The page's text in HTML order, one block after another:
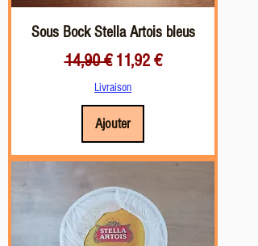
Sous Bock Stella Artois bleus
Prix original
14,90 € Prix promotionnel
11,92 €
Livraison
Ajouter